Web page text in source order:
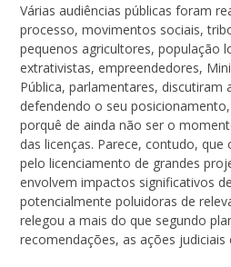
Várias audiências públicas foram
processo, movimentos sociais,
pequenos agricultores, população
extrativistas, empreendedores,
Pública, parlamentares, discutiram
defendendo o seu
porquê de ainda não ser o
das licenças. Parece, contudo, que
pelo licenciamento de grandes
envolvem impactos significativos
potencialmente poluidoras de
relegou a mais do que segundo
recomendações, as ações judiciais